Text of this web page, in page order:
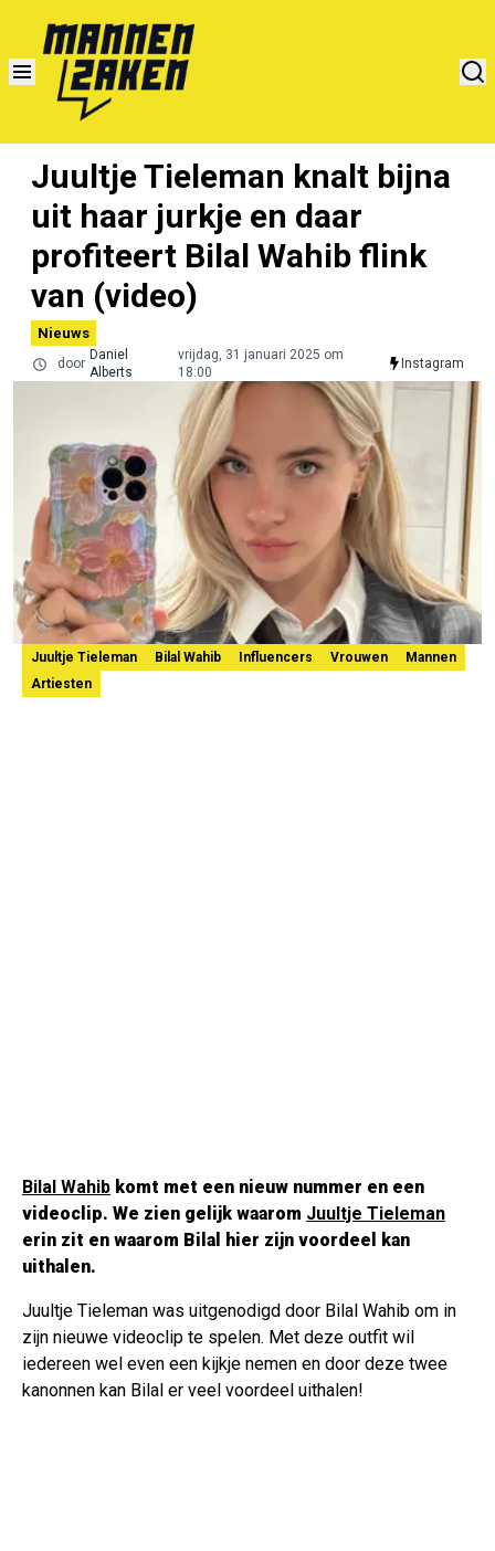
Juultje Tieleman knalt bijna
uit haar jurkje en daar
profiteert Bilal Wahib flink
van (video)
Nieuws
door
Daniel
Alberts
vrijdag, 31 januari 2025 om
18:00
Instagram
Juultje Tieleman Bilal Wahib Influencers Vrouwen
Mannen
Artiesten
Bilal Wahib komt met een nieuw nummer en een
videoclip. We zien gelijk waarom Juultje Tieleman
erin zit en waarom Bilal hier zijn voordeel kan
uithalen.
Juultje Tieleman was uitgenodigd door Bilal Wahib om in
zijn nieuwe videoclip te spelen. Met deze outfit wil
iedereen wel even een kijkje nemen en door deze twee
kanonnen kan Bilal er veel voordeel uithalen!